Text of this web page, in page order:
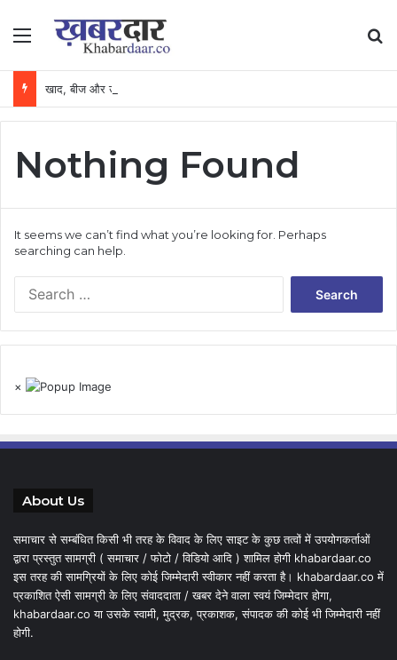
Menu
Nothing Found
It seems we can’t find what you’re looking for. Perhaps
searching can help.
×
About Us
समाचार से सम्बंधित किसी भी तरह के विवाद के लिए साइट के कुछ तत्वों में उपयोगकर्ताओं
द्वारा प्रस्तुत सामग्री ( समाचार / फोटो / विडियो आदि ) शामिल होगी khabardaar.co
इस तरह की सामग्रियों के लिए कोई जिम्मेदारी स्वीकार नहीं करता है। khabardaar.co में
प्रकाशित ऐसी सामग्री के लिए संवाददाता / खबर देने वाला स्वयं जिम्मेदार होगा,
khabardaar.co या उसके स्वामी, मुद्रक, प्रकाशक, संपादक की कोई भी जिम्मेदारी नहीं
होगी.